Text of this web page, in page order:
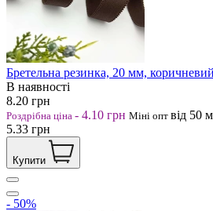
Бретельна резинка, 20 мм,
В наявності
8.20 грн
Роздрібна ціна - 4.10 грн Міні опт від 50 м
5.33 грн
Купити
- 50%